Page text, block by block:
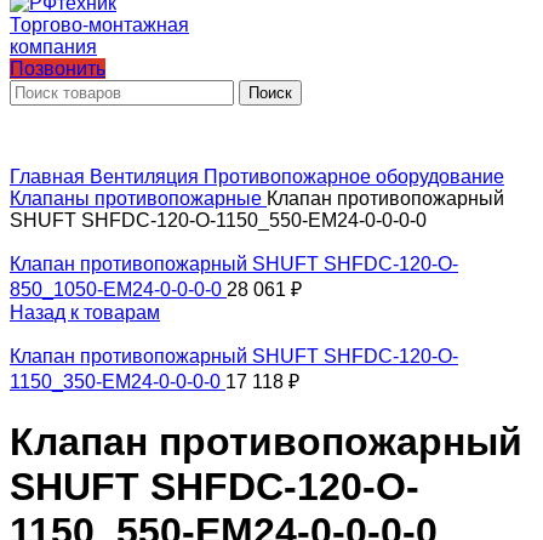
Позвонить
Поиск
Главная Вентиляция Противопожарное оборудование
Клапаны противопожарные Клапан противопожарный
SHUFT SHFDC-120-O-1150_550-EM24-0-0-0-0
Клапан противопожарный SHUFT SHFDC-120-O-
850_1050-EM24-0-0-0-0 28 061 ₽
Назад к товарам
Клапан противопожарный SHUFT SHFDC-120-O-
1150_350-EM24-0-0-0-0 17 118 ₽
Клапан противопожарный
SHUFT SHFDC-120-O-